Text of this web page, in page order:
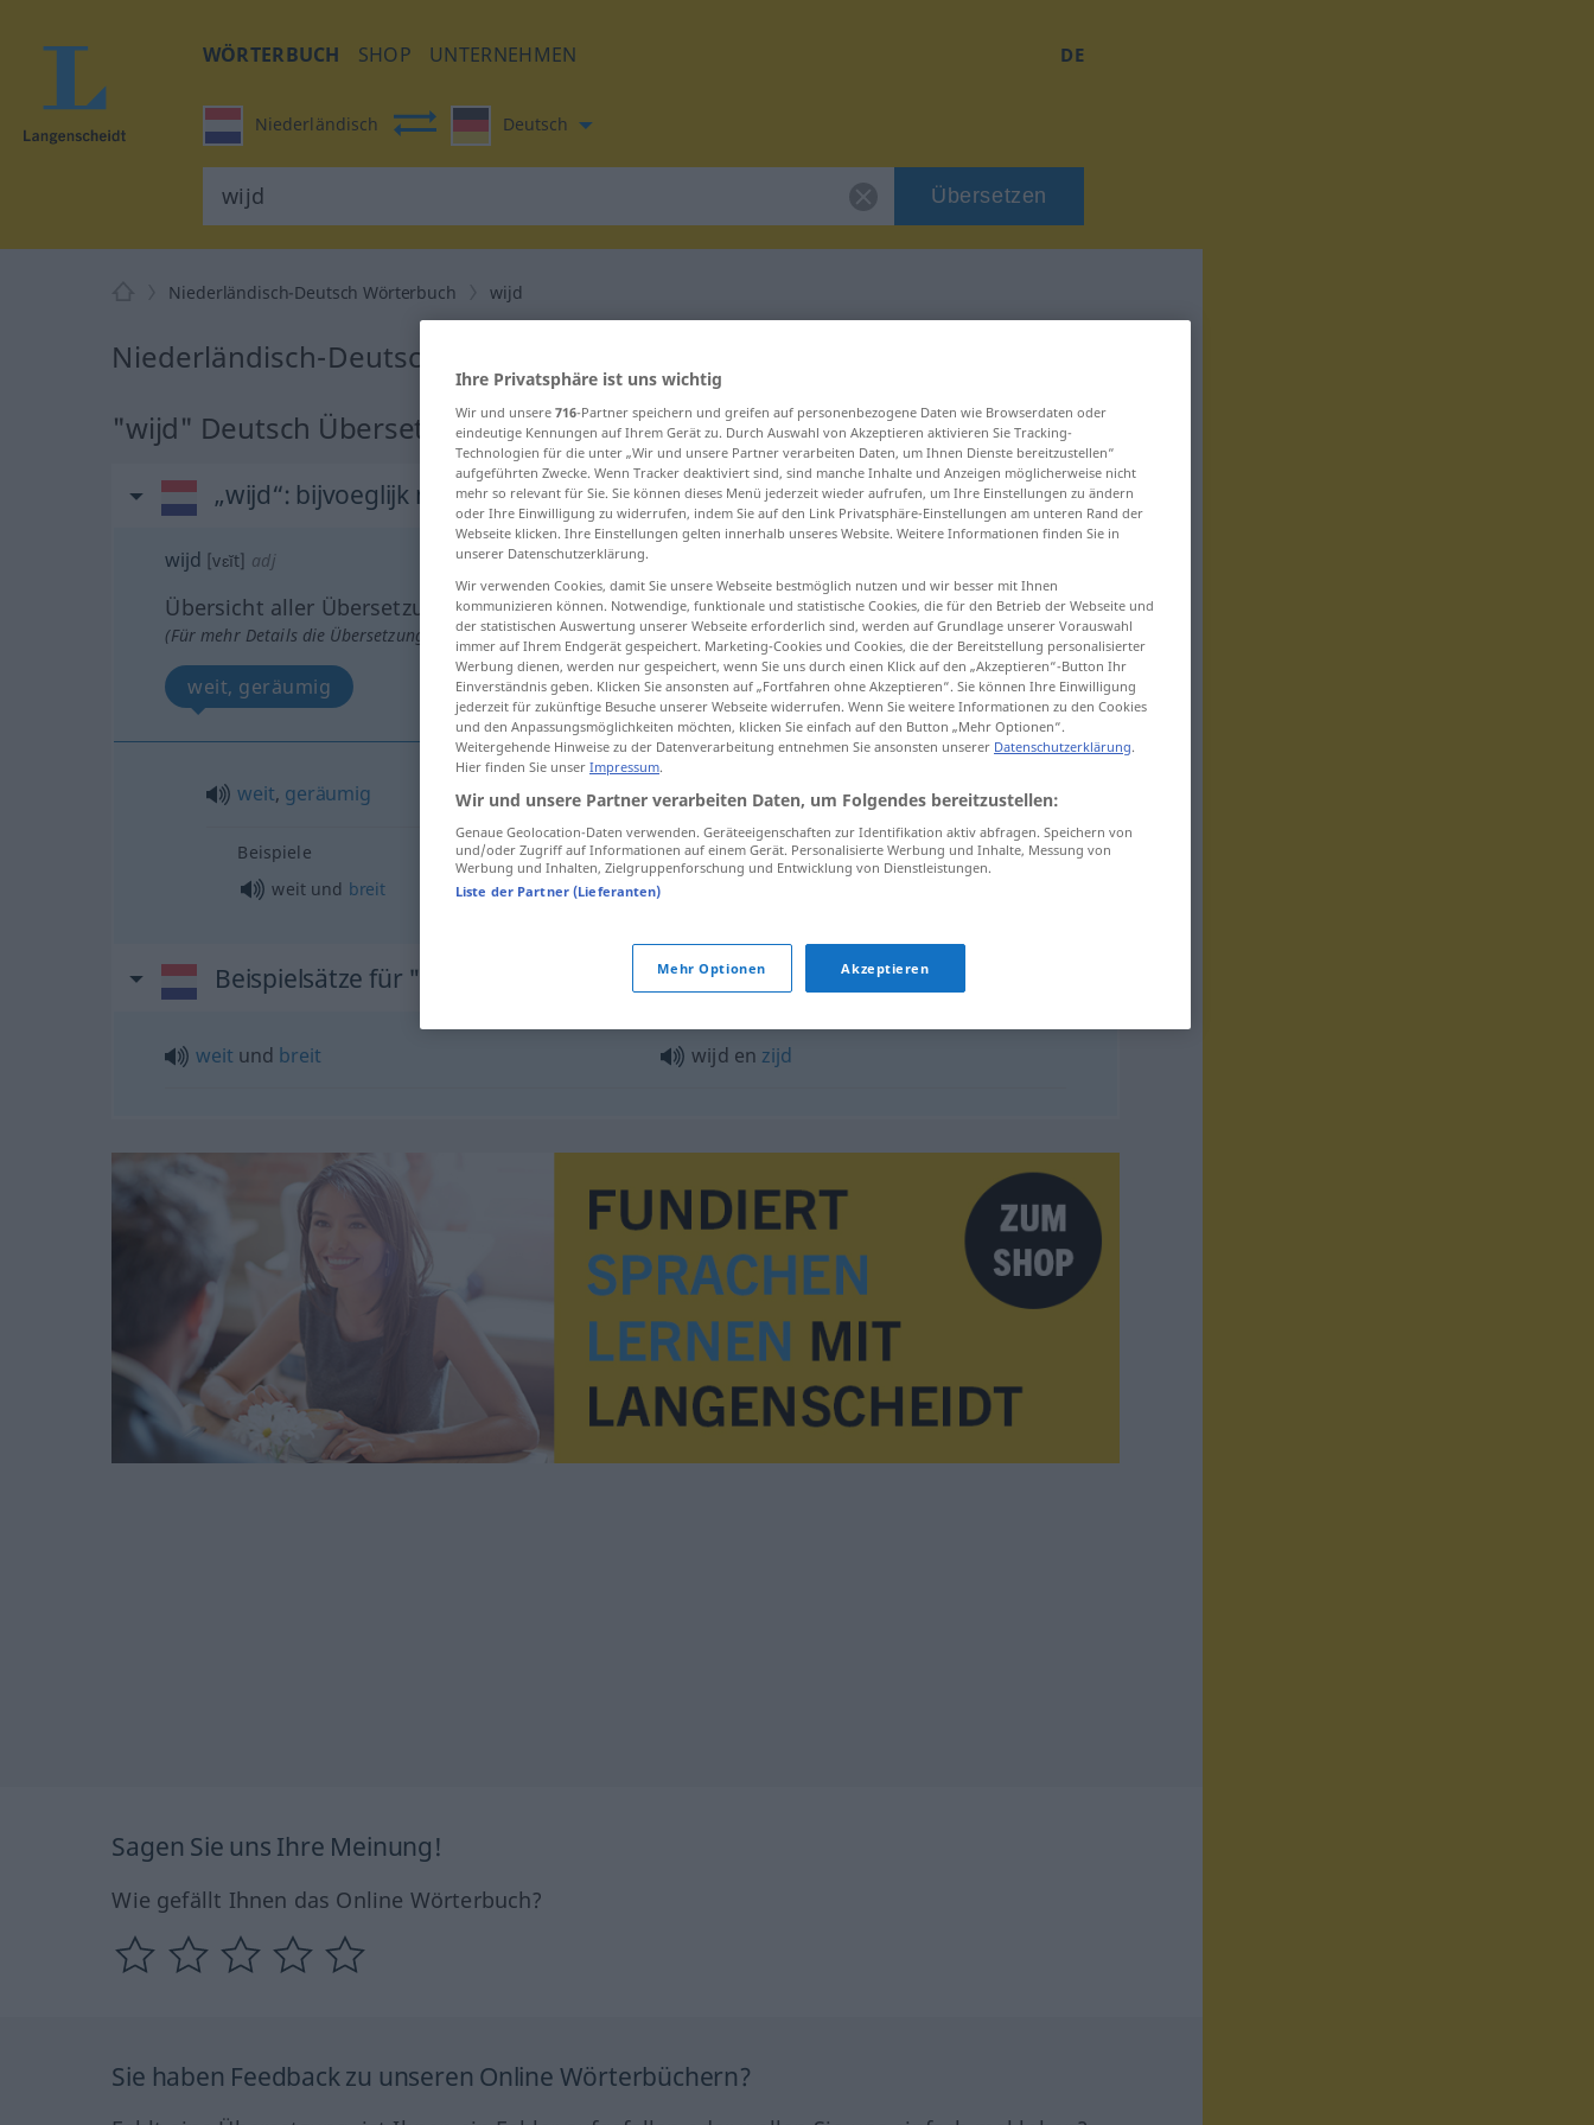
WÖRTERBUCH SHOP UNTERNEHMEN DE
Niederländisch Deutsch
Übersetzen
Niederländisch-Deutsch Wörterbuch wijd
Niederländisch-Deutsch Übersetzung für "wijd"
"wijd" Deutsch Übersetzung
„wijd“: bijvoeglijk naamwoord
wijd [vɛĭt] adj
Übersicht aller Übersetzungen
(Für mehr Details die Übersetzung anklicken/antippen)
weit, geräumig
weit, geräumig wijd
Beispiele
weit und breit
Beispielsätze für "wijd"
weit und breit wijd en zijd
Sagen Sie uns Ihre Meinung!
Wie gefällt Ihnen das Online Wörterbuch?
Sie haben Feedback zu unseren Online Wörterbüchern?
Ihre Privatsphäre ist uns wichtig
Wir und unsere 716-Partner speichern und greifen auf personenbezogene Daten wie Browserdaten oder
eindeutige Kennungen auf Ihrem Gerät zu. Durch Auswahl von Akzeptieren aktivieren Sie Tracking-
Technologien für die unter „Wir und unsere Partner verarbeiten Daten, um Ihnen Dienste bereitzustellen“
aufgeführten Zwecke. Wenn Tracker deaktiviert sind, sind manche Inhalte und Anzeigen möglicherweise nicht
mehr so relevant für Sie. Sie können dieses Menü jederzeit wieder aufrufen, um Ihre Einstellungen zu ändern
oder Ihre Einwilligung zu widerrufen, indem Sie auf den Link Privatsphäre-Einstellungen am unteren Rand der
Webseite klicken. Ihre Einstellungen gelten innerhalb unseres Website. Weitere Informationen finden Sie in
unserer Datenschutzerklärung.
Wir verwenden Cookies, damit Sie unsere Webseite bestmöglich nutzen und wir besser mit Ihnen
kommunizieren können. Notwendige, funktionale und statistische Cookies, die für den Betrieb der Webseite und
der statistischen Auswertung unserer Webseite erforderlich sind, werden auf Grundlage unserer Vorauswahl
immer auf Ihrem Endgerät gespeichert. Marketing-Cookies und Cookies, die der Bereitstellung personalisierter
Werbung dienen, werden nur gespeichert, wenn Sie uns durch einen Klick auf den „Akzeptieren“-Button Ihr
Einverständnis geben. Klicken Sie ansonsten auf „Fortfahren ohne Akzeptieren“. Sie können Ihre Einwilligung
jederzeit für zukünftige Besuche unserer Webseite widerrufen. Wenn Sie weitere Informationen zu den Cookies
und den Anpassungsmöglichkeiten möchten, klicken Sie einfach auf den Button „Mehr Optionen“.
Weitergehende Hinweise zu der Datenverarbeitung entnehmen Sie ansonsten unserer Datenschutzerklärung.
Hier finden Sie unser Impressum.
Wir und unsere Partner verarbeiten Daten, um Folgendes bereitzustellen:
Genaue Geolocation-Daten verwenden. Geräteeigenschaften zur Identifikation aktiv abfragen. Speichern von
und/oder Zugriff auf Informationen auf einem Gerät. Personalisierte Werbung und Inhalte, Messung von
Werbung und Inhalten, Zielgruppenforschung und Entwicklung von Dienstleistungen.
Liste der Partner (Lieferanten)
Mehr Optionen Akzeptieren